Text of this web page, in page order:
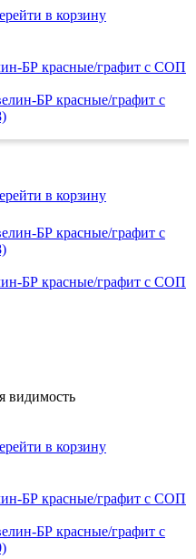
в корзину
БР красные/графит с СОП
в корзину
БР красные/графит с СОП
видимость
в корзину
БР красные/графит с СОП